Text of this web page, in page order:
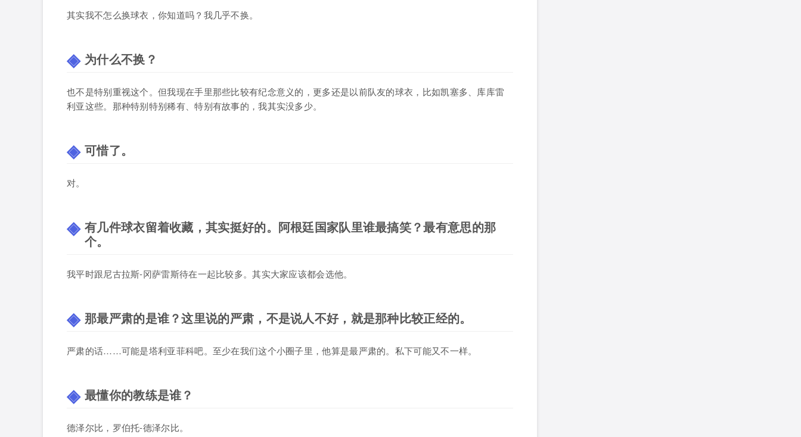
其实我不怎么换球衣，你知道吗？我几乎不换。
为什么不换？
也不是特别重视这个。但我现在手里那些比较有纪念意义的，更多还是以前队友的球衣，比如凯塞多、库库雷
利亚这些。那种特别特别稀有、特别有故事的，我其实没多少。
可惜了。
对。
有几件球衣留着收藏，其实挺好的。阿根廷国家队里谁最搞笑？最有意思的那
个。
我平时跟尼古拉斯-冈萨雷斯待在一起比较多。其实大家应该都会选他。
那最严肃的是谁？这里说的严肃，不是说人不好，就是那种比较正经的。
严肃的话……可能是塔利亚菲科吧。至少在我们这个小圈子里，他算是最严肃的。私下可能又不一样。
最懂你的教练是谁？
德泽尔比，罗伯托-德泽尔比。